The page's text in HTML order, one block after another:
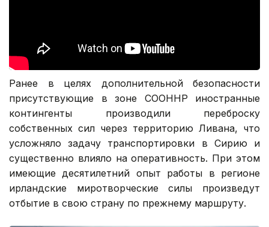
Ранее в целях дополнительной безопасности
присутствующие в зоне СООННР иностранные
контингенты производили переброску
собственных сил через территорию Ливана, что
усложняло задачу транспортировки в Сирию и
существенно влияло на оперативность. При этом
имеющие десятилетний опыт работы в регионе
ирландские миротворческие силы произведут
отбытие в свою страну по прежнему маршруту.